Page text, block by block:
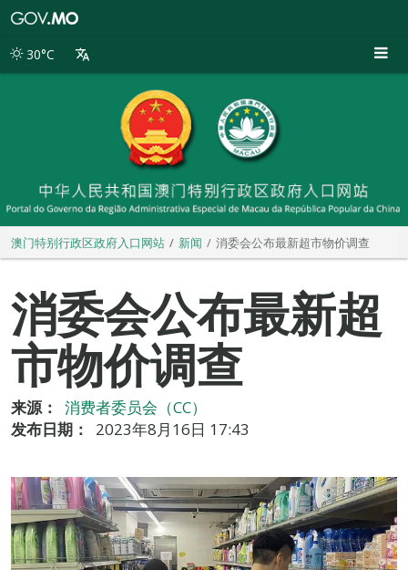
别
30°C
澳门特别行政区政府入口网站 新闻 消委会公布最新超市物价调查
消委会公布最新超
市物价调查
来源：
消费者委员会（CC）
发布日期：
2023年8月16日 17:43